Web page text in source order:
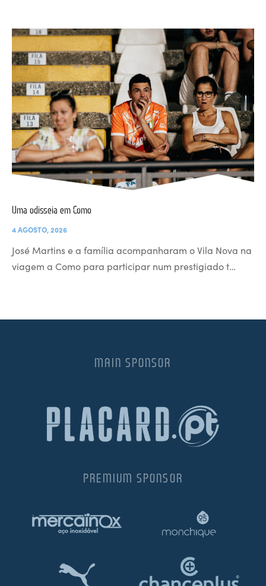
Uma odisseia em Como
4 AGOSTO, 2026
José Martins e a família acompanharam o Vila Nova na
viagem a Como para participar num prestigiado t…
MAIN SPONSOR
PREMIUM SPONSOR